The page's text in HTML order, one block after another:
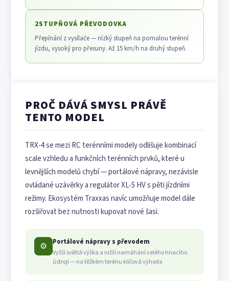
2STUPŇOVÁ PŘEVODOVKA
Přepínání z vysílače — nízký stupeň na pomalou terénní
jízdu, vysoký pro přesuny. Až 15 km/h na druhý stupeň.
PROČ DÁVÁ SMYSL PRÁVĚ
TENTO MODEL
TRX-4 se mezi RC terénními modely odlišuje kombinací
scale vzhledu a funkčních terénních prvků, které u
levnějších modelů chybí — portálové nápravy, nezávisle
ovládané uzávěrky a regulátor XL-5 HV s pěti jízdními
režimy. Ekosystém Traxxas navíc umožňuje model dále
rozšiřovat bez nutnosti kupovat nové šasi.
⚙️ Portálové nápravy s převodem
Vyšší světlá výška a nižší namáhání celého hnacího
ústrojí — na těžkém terénu klíčová výhoda